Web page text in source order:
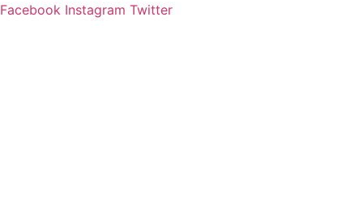
Facebook Instagram Twitter